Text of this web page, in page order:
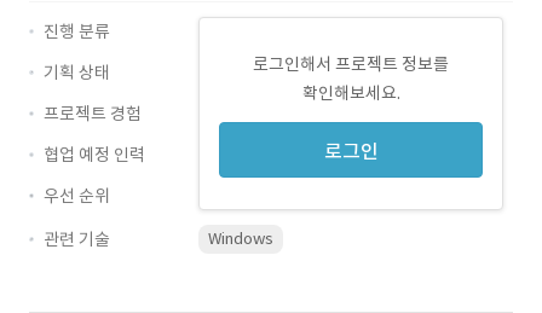
로그인해서 프로젝트 정보를
확인해보세요.
로그인
진행 분류
기획 상태
프로젝트 경험
협업 예정 인력
우선 순위
관련 기술
Windows